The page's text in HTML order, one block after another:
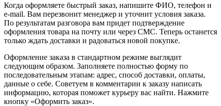
Когда оформляете быстрый заказ, напишите ФИО, телефон и
e-mail. Вам перезвонит менеджер и уточнит условия заказа.
По результатам разговора вам придет подтверждение
оформления товара на почту или через СМС. Теперь останется
только ждать доставки и радоваться новой покупке.
Оформление заказа в стандартном режиме выглядит
следующим образом. Заполняете полностью форму по
последовательным этапам: адрес, способ доставки, оплаты,
данные о себе. Советуем в комментарии к заказу написать
информацию, которая поможет курьеру вас найти. Нажмите
кнопку «Оформить заказ».